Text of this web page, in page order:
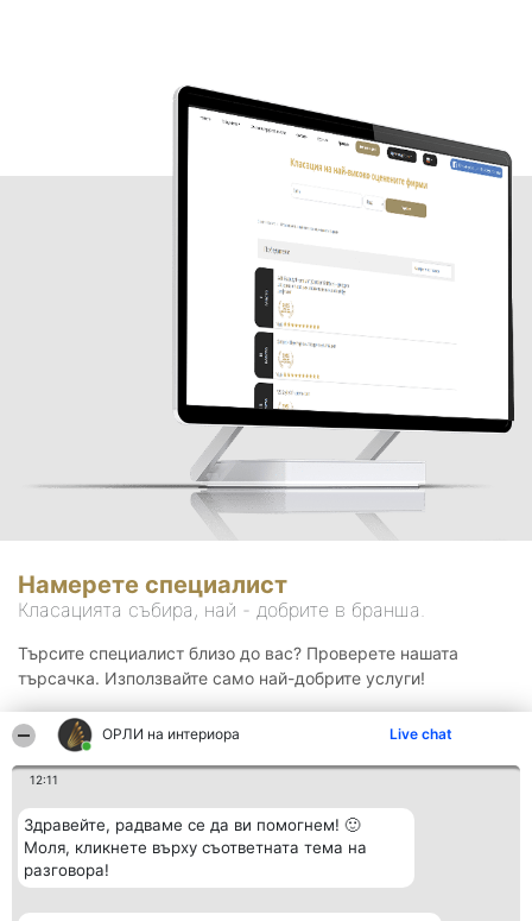
ОРЛИ на интериора Live chat
12:11
Здравейте, радваме се да ви помогнем! 🙂
Моля, кликнете върху съответната тема на
разговора!
Намерете специалист
Класацията събира, най - добрите в бранша.
Търсите специалист близо до вас? Проверете нашата
търсачка. Използвайте само най-добрите услуги!